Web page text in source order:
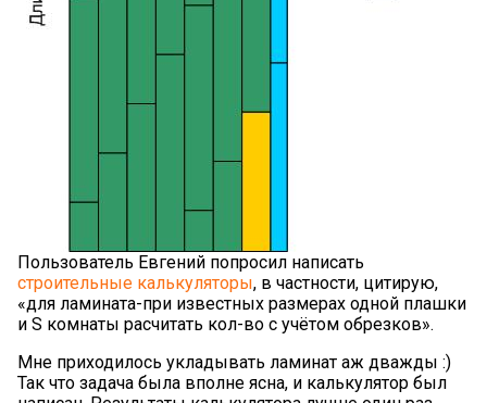
Пользователь Евгений попросил написать
строительные калькуляторы, в частности, цитирую,
«для ламината-при известных размерах одной плашки
и S комнаты расчитать кол-во с учётом обрезков».
Мне приходилось укладывать ламинат аж дважды :)
Так что задача была вполне ясна, и калькулятор был